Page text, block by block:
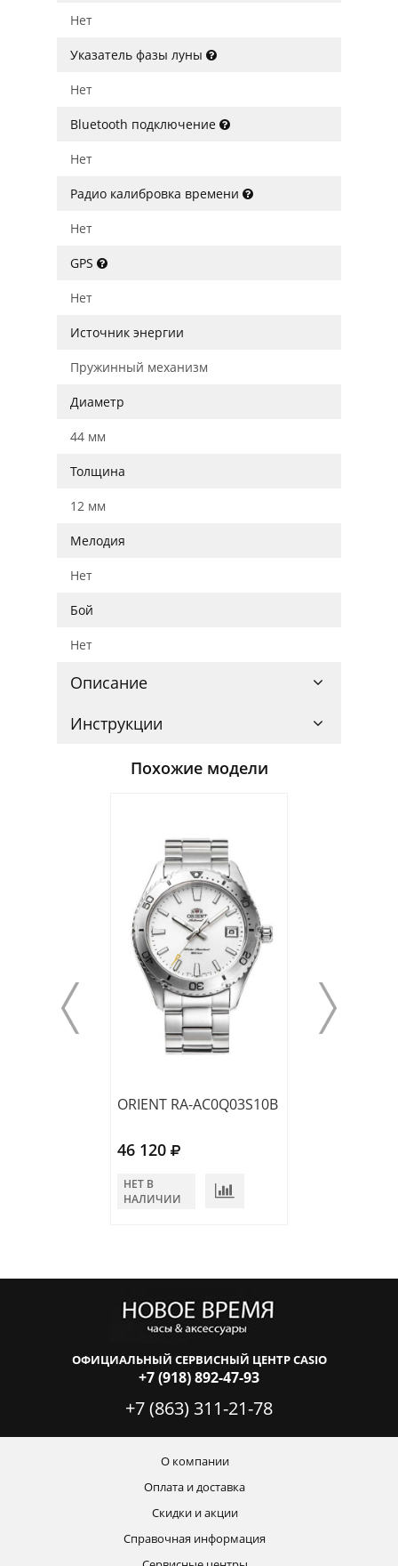
Нет
Указатель фазы луны
Нет
Bluetooth подключение
Нет
Радио калибровка времени
Нет
GPS
Нет
Источник энергии
Пружинный механизм
Диаметр
44 мм
Толщина
12 мм
Мелодия
Нет
Бой
Нет
Описание
Инструкции
Похожие модели
ORIENT RA-AC0Q03S10B
46 120
НЕТ В
НАЛИЧИИ
ОФИЦИАЛЬНЫЙ СЕРВИСНЫЙ ЦЕНТР CASIO
+7 (918) 892-47-93
+7 (863) 311-21-78
О компании
Оплата и доставка
Скидки и акции
Справочная информация